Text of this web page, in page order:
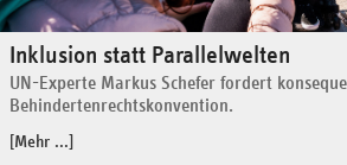
Inklusion statt Parallelwelten
UN-Experte Markus Schefer fordert
Behindertenrechtskonvention.
[Mehr ...]